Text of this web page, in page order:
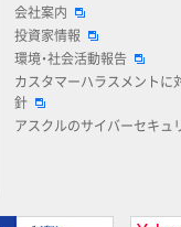
会社案内
投資家情報
環境・社会活動報告
カスタマーハラスメントに
針
アスクルのサイバーセキュ